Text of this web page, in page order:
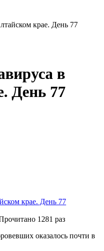
крае. День 77
в
День 77
1281 раз
оказалось почти в